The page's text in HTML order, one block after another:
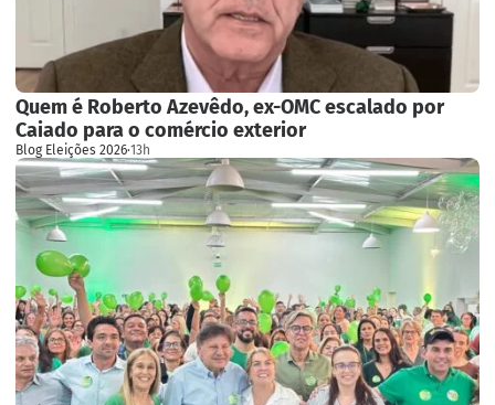
Quem é Roberto Azevêdo, ex-OMC escalado por
Caiado para o comércio exterior
Blog Eleições 2026·13h